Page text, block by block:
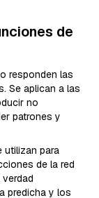
de
responden las
Se aplican a las
no
patrones y
utilizan para
de la red
predicha y los